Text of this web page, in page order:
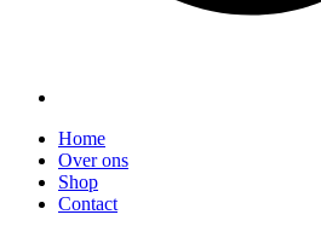
Home
Over ons
Shop
Contact